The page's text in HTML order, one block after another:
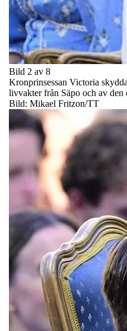
Bild 2 av 8
Kronprinsessan Victoria
livvakter från Säpo och av den
Bild: Mikael Fritzon/TT